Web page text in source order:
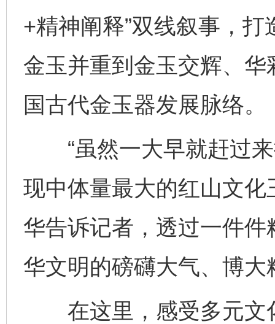
+精神阐释”双线叙事，
金玉并重到金玉交辉、
国古代金玉器发展脉络。
“虽然一大早就赶过来
现中体量最大的红山文化
华告诉记者，透过一件
华文明的磅礴大气、博大
在这里，感受多元